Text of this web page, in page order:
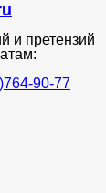
и претензий
90-77